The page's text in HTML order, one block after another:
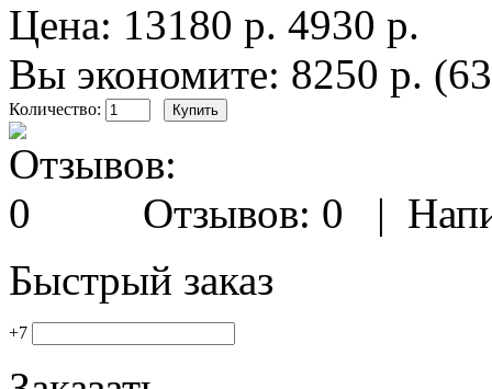
Цена: 13180 р. 4930 р.
Вы экономите: 8250 р.
Количество:
Отзывов: 0 |
Быстрый заказ
+7